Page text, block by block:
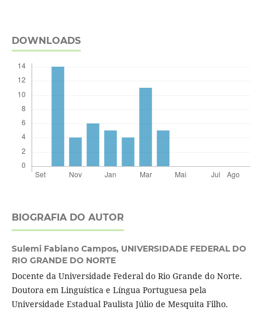
DOWNLOADS
BIOGRAFIA DO AUTOR
Sulemi Fabiano Campos, UNIVERSIDADE FEDERAL DO
RIO GRANDE DO NORTE
Docente da Universidade Federal do Rio Grande do Norte.
Doutora em Linguística e Língua Portuguesa pela
Universidade Estadual Paulista Júlio de Mesquita Filho.